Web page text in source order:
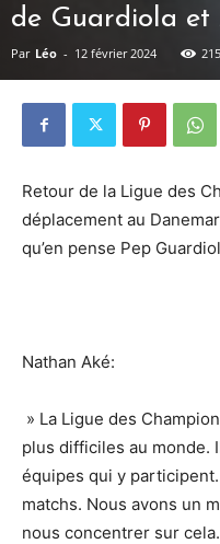
de Guardiola et
Par Léo - 12 février 2024
Retour de la Ligue des
déplacement au
qu’en pense Pep
Nathan Aké:
» La Ligue des
plus difficiles au monde.
équipes qui y
matchs. Nous avons un
nous concentrer sur cela.